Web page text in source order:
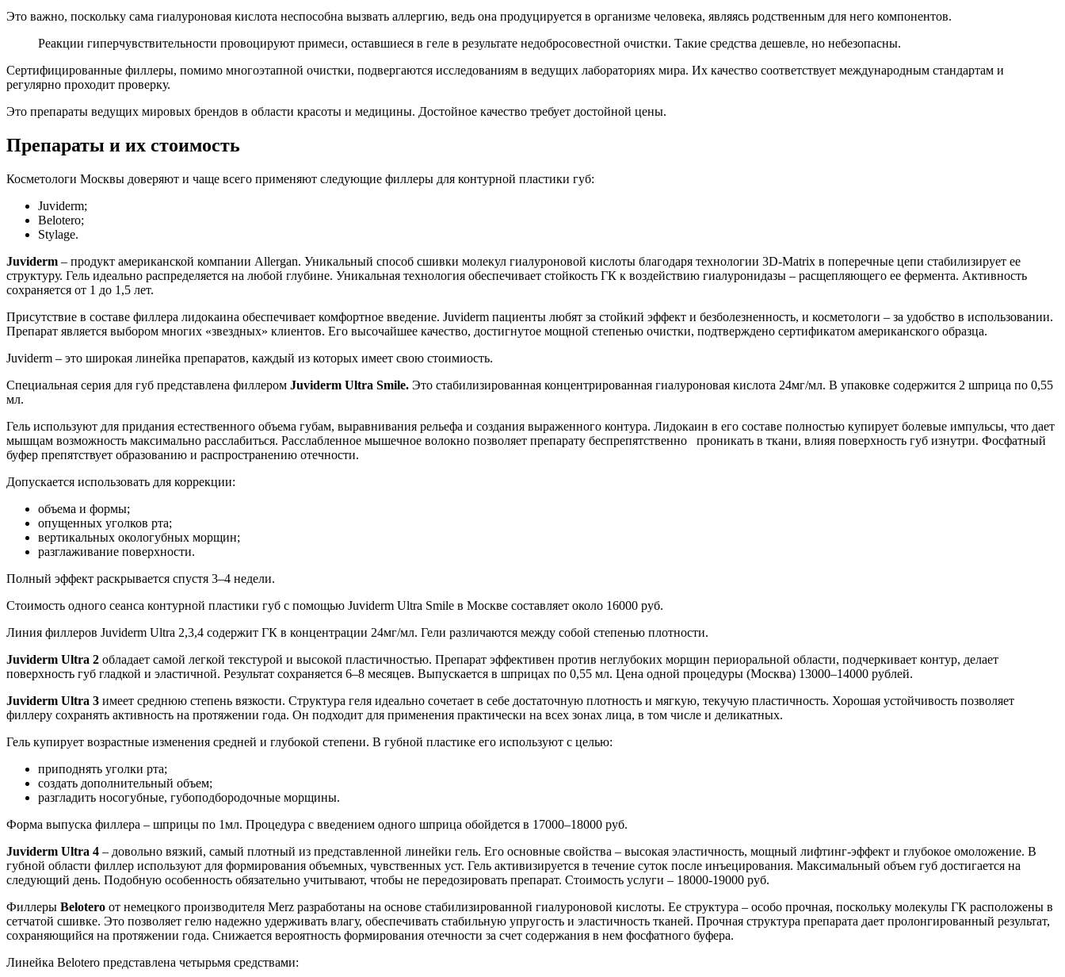
Это важно, поскольку сама гиалуроновая кислота неспособна вызвать аллергию, ведь она продуцируется в организме человека, являясь родственным для него компонентов.
Реакции гиперчувствительности провоцируют примеси, оставшиеся в геле в результате недобросовестной очистки. Такие средства дешевле, но небезопасны.
Сертифицированные филлеры, помимо многоэтапной очистки, подвергаются исследованиям в ведущих лабораториях мира. Их качество соответствует международным стандартам и
регулярно проходит проверку.
Это препараты ведущих мировых брендов в области красоты и медицины. Достойное качество требует достойной цены.
Препараты и их стоимость
Косметологи Москвы доверяют и чаще всего применяют следующие филлеры для контурной пластики губ:
Juviderm;
Belotero;
Stylage.
Juviderm – продукт американской компании Allergan. Уникальный способ сшивки молекул гиалуроновой кислоты благодаря технологии 3D-Matrix в поперечные цепи стабилизирует ее
структуру. Гель идеально распределяется на любой глубине. Уникальная технология обеспечивает стойкость ГК к воздействию гиалуронидазы – расщепляющего ее фермента. Активность
сохраняется от 1 до 1,5 лет.
Присутствие в составе филлера лидокаина обеспечивает комфортное введение. Juviderm пациенты любят за стойкий эффект и безболезненность, и косметологи – за удобство в использовании.
Препарат является выбором многих «звездных» клиентов. Его высочайшее качество, достигнутое мощной степенью очистки, подтверждено сертификатом американского образца.
Juviderm – это широкая линейка препаратов, каждый из которых имеет свою стоимиость.
Специальная серия для губ представлена филлером Juviderm Ultra Smile. Это стабилизированная концентрированная гиалуроновая кислота 24мг/мл. В упаковке содержится 2 шприца по 0,55
мл.
Гель используют для придания естественного объема губам, выравнивания рельефа и создания выраженного контура. Лидокаин в его составе полностью купирует болевые импульсы, что дает
мышцам возможность максимально расслабиться. Расслабленное мышечное волокно позволяет препарату беспрепятственно проникать в ткани, влияя поверхность губ изнутри. Фосфатный
буфер препятствует образованию и распространению отечности.
Допускается использовать для коррекции:
объема и формы;
опущенных уголков рта;
вертикальных окологубных морщин;
разглаживание поверхности.
Полный эффект раскрывается спустя 3–4 недели.
Стоимость одного сеанса контурной пластики губ с помощью Juviderm Ultra Smile в Москве составляет около 16000 руб.
Линия филлеров Juviderm Ultra 2,3,4 содержит ГК в концентрации 24мг/мл. Гели различаются между собой степенью плотности.
Juviderm Ultra 2 обладает самой легкой текстурой и высокой пластичностью. Препарат эффективен против неглубоких морщин периоральной области, подчеркивает контур, делает
поверхность губ гладкой и эластичной. Результат сохраняется 6–8 месяцев. Выпускается в шприцах по 0,55 мл. Цена одной процедуры (Москва) 13000–14000 рублей.
Juviderm Ultra 3 имеет среднюю степень вязкости. Структура геля идеально сочетает в себе достаточную плотность и мягкую, текучую пластичность. Хорошая устойчивость позволяет
филлеру сохранять активность на протяжении года. Он подходит для применения практически на всех зонах лица, в том числе и деликатных.
Гель купирует возрастные изменения средней и глубокой степени. В губной пластике его используют с целью:
приподнять уголки рта;
создать дополнительный объем;
разгладить носогубные, губоподбородочные морщины.
Форма выпуска филлера – шприцы по 1мл. Процедура с введением одного шприца обойдется в 17000–18000 руб.
Juviderm Ultra 4 – довольно вязкий, самый плотный из представленной линейки гель. Его основные свойства – высокая эластичность, мощный лифтинг-эффект и глубокое омоложение. В
губной области филлер используют для формирования объемных, чувственных уст. Гель активизируется в течение суток после инъецирования. Максимальный объем губ достигается на
следующий день. Подобную особенность обязательно учитывают, чтобы не передозировать препарат. Стоимость услуги – 18000-19000 руб.
Филлеры Belotero от немецкого производителя Merz разработаны на основе стабилизированной гиалуроновой кислоты. Ее структура – особо прочная, поскольку молекулы ГК расположены в
сетчатой сшивке. Это позволяет гелю надежно удерживать влагу, обеспечивать стабильную упругость и эластичность тканей. Прочная структура препарата дает пролонгированный результат,
сохраняющийся на протяжении года. Снижается вероятность формирования отечности за счет содержания в нем фосфатного буфера.
Линейка Belotero представлена четырьмя средствами: